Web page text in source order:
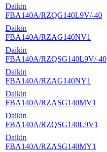
Daikin
FBA140A/RZQG140L9V/-40
Daikin
FBA140A/RZAG140NV1
Daikin
FBA140A/RZQSG140L9V/-40
Daikin
FBA140A/RZAG140NY1
Daikin
FBA140A/RZASG140MV1
Daikin
FBA140A/RZQSG140L9V1
Daikin
FBA140A/RZASG140MY1